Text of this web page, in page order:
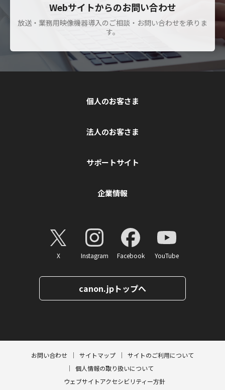
Webサイトからのお問い合わせ
放送・業務用映像機器導入のご相談・お問い合わせを承りま
す。
個人のお客さま
法人のお客さま
サポートサイト
企業情報
X Instagram Facebook YouTube
canon.jpトップへ
お問い合わせ サイトマップ
サイトのご利用について
個人情報の取り扱いについて
ウェブサイトアクセシビリティー方針